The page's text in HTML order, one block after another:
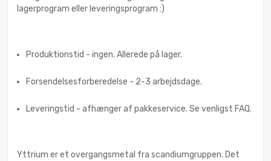
lagerprogram eller leveringsprogram :)
Produktionstid - ingen. Allerede på lager.
Forsendelsesforberedelse - 2-3 arbejdsdage.
Leveringstid - afhænger af pakkeservice. Se venligst FAQ.
Yttrium er et overgangsmetal fra scandiumgruppen. Det